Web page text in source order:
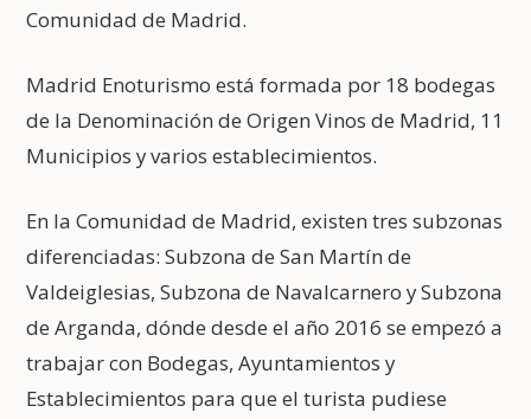
Comunidad de Madrid.
Madrid Enoturismo está formada por 18 bodegas
de la Denominación de Origen Vinos de Madrid, 11
Municipios y varios establecimientos.
En la Comunidad de Madrid, existen tres subzonas
diferenciadas: Subzona de San Martín de
Valdeiglesias, Subzona de Navalcarnero y Subzona
de Arganda, dónde desde el año 2016 se empezó a
trabajar con Bodegas, Ayuntamientos y
Establecimientos para que el turista pudiese